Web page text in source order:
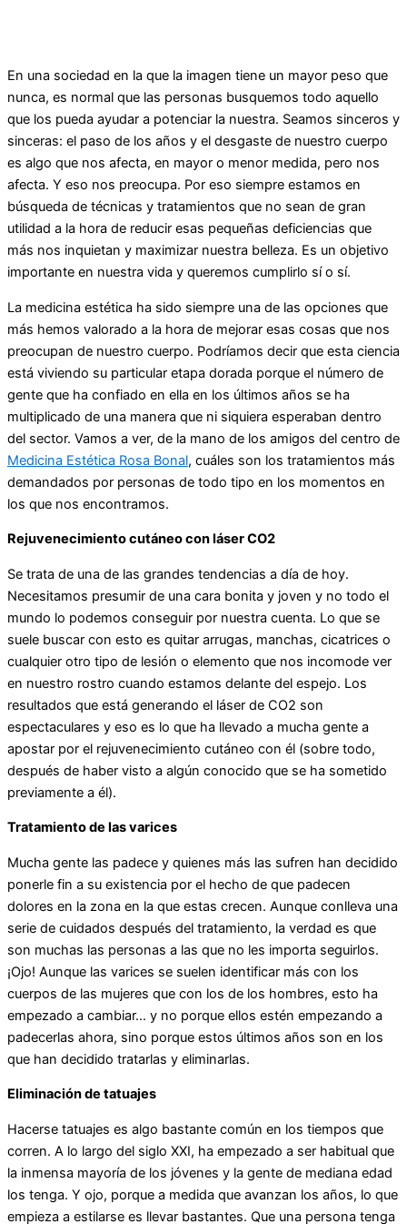
En una sociedad en la que la imagen tiene un mayor peso que
nunca, es normal que las personas busquemos todo aquello
que los pueda ayudar a potenciar la nuestra. Seamos sinceros y
sinceras: el paso de los años y el desgaste de nuestro cuerpo
es algo que nos afecta, en mayor o menor medida, pero nos
afecta. Y eso nos preocupa. Por eso siempre estamos en
búsqueda de técnicas y tratamientos que no sean de gran
utilidad a la hora de reducir esas pequeñas deficiencias que
más nos inquietan y maximizar nuestra belleza. Es un objetivo
importante en nuestra vida y queremos cumplirlo sí o sí.
La medicina estética ha sido siempre una de las opciones que
más hemos valorado a la hora de mejorar esas cosas que nos
preocupan de nuestro cuerpo. Podríamos decir que esta ciencia
está viviendo su particular etapa dorada porque el número de
gente que ha confiado en ella en los últimos años se ha
multiplicado de una manera que ni siquiera esperaban dentro
del sector. Vamos a ver, de la mano de los amigos del centro de
Medicina Estética Rosa Bonal, cuáles son los tratamientos más
demandados por personas de todo tipo en los momentos en
los que nos encontramos.
Rejuvenecimiento cutáneo con láser CO2
Se trata de una de las grandes tendencias a día de hoy.
Necesitamos presumir de una cara bonita y joven y no todo el
mundo lo podemos conseguir por nuestra cuenta. Lo que se
suele buscar con esto es quitar arrugas, manchas, cicatrices o
cualquier otro tipo de lesión o elemento que nos incomode ver
en nuestro rostro cuando estamos delante del espejo. Los
resultados que está generando el láser de CO2 son
espectaculares y eso es lo que ha llevado a mucha gente a
apostar por el rejuvenecimiento cutáneo con él (sobre todo,
después de haber visto a algún conocido que se ha sometido
previamente a él).
Tratamiento de las varices
Mucha gente las padece y quienes más las sufren han decidido
ponerle fin a su existencia por el hecho de que padecen
dolores en la zona en la que estas crecen. Aunque conlleva una
serie de cuidados después del tratamiento, la verdad es que
son muchas las personas a las que no les importa seguirlos.
¡Ojo! Aunque las varices se suelen identificar más con los
cuerpos de las mujeres que con los de los hombres, esto ha
empezado a cambiar… y no porque ellos estén empezando a
padecerlas ahora, sino porque estos últimos años son en los
que han decidido tratarlas y eliminarlas.
Eliminación de tatuajes
Hacerse tatuajes es algo bastante común en los tiempos que
corren. A lo largo del siglo XXI, ha empezado a ser habitual que
la inmensa mayoría de los jóvenes y la gente de mediana edad
los tenga. Y ojo, porque a medida que avanzan los años, lo que
empieza a estilarse es llevar bastantes. Que una persona tenga